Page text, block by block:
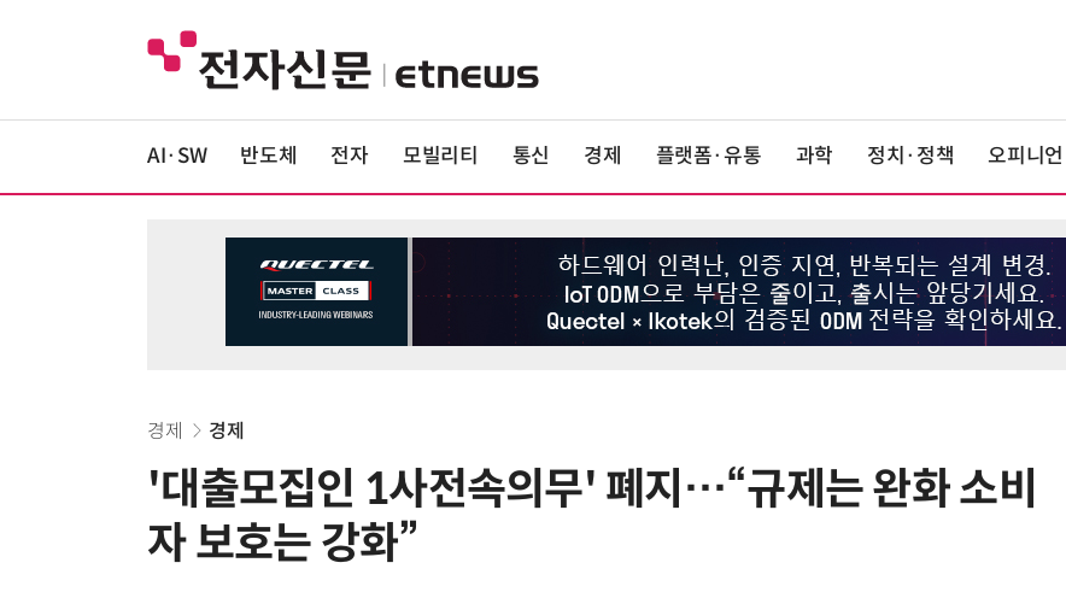
AI·SW 반도체 전자 모빌리티 통신 경제 플랫폼·유통 과학 정치·정책 오피니언
경제 경제
'대출모집인 1사전속의무' 폐지…“규제는 완화 소비
자 보호는 강화”
단독
보험 소비자 개인정보 유출 막